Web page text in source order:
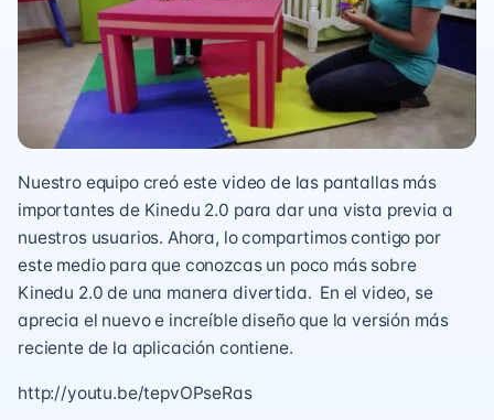
Nuestro equipo creó este video de las pantallas más
importantes de Kinedu 2.0 para dar una vista previa a
nuestros usuarios. Ahora, lo compartimos contigo por
este medio para que conozcas un poco más sobre
Kinedu 2.0 de una manera divertida. En el video, se
aprecia el nuevo e increíble diseño que la versión más
reciente de la aplicación contiene.
http://youtu.be/tepvOPseRas